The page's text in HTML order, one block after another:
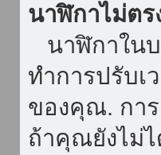
นาฬิกาไม่ตร
นาฬิกาใน
ทำการปรับเ
ของคุณ. กา
ถ้าคุณยังไม่